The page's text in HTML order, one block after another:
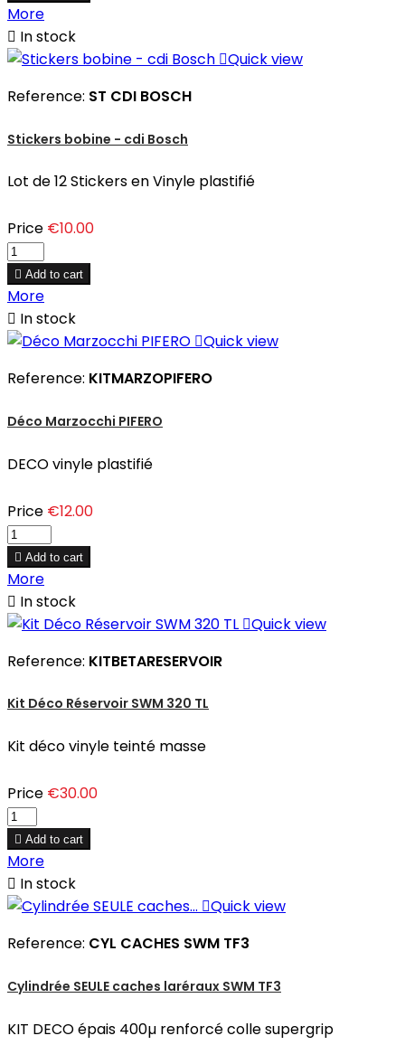
More
 In stock
Quick view
Reference: ST CDI BOSCH
Stickers bobine - cdi Bosch
Lot de 12 Stickers en Vinyle plastifié
Price €10.00
 Add to cart
More
 In stock
Quick view
Reference: KITMARZOPIFERO
Déco Marzocchi PIFERO
DECO vinyle plastifié
Price €12.00
 Add to cart
More
 In stock
Quick view
Reference: KITBETARESERVOIR
Kit Déco Réservoir SWM 320 TL
Kit déco vinyle teinté masse
Price €30.00
 Add to cart
More
 In stock
Quick view
Reference: CYL CACHES SWM TF3
Cylindrée SEULE caches laréraux SWM TF3
KIT DECO épais 400µ renforcé colle supergrip